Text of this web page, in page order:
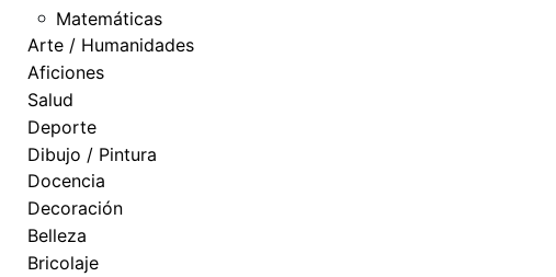
Matemáticas
Arte / Humanidades
Aficiones
Salud
Deporte
Dibujo / Pintura
Docencia
Decoración
Belleza
Bricolaje